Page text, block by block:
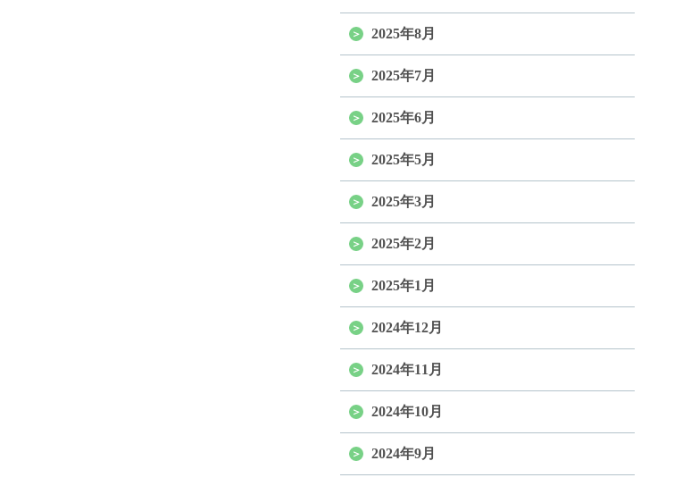
2025年8月
2025年7月
2025年6月
2025年5月
2025年3月
2025年2月
2025年1月
2024年12月
2024年11月
2024年10月
2024年9月